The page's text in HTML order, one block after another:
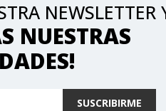
NEWSLETTER
NUESTRAS
SUSCRIBIRME